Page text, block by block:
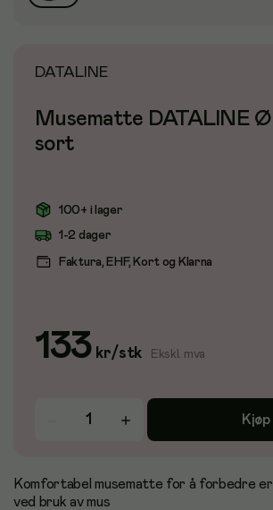
DATALINE
Musematte DATALINE
sort
100+ i lager
1-2 dager
Faktura, EHF, Kort og Klarna
133 kr/stk Ekskl. mva
Kjøp
Komfortabel musematte for å forbedre
ved bruk av mus